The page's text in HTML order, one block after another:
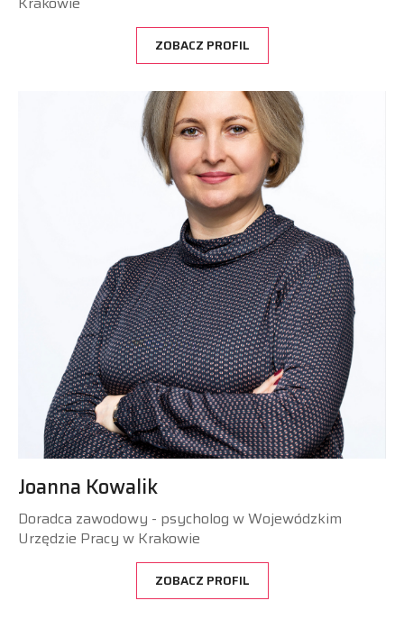
ZOBACZ PROFIL
Joanna Kowalik
Doradca zawodowy - psycholog w Wojewódzkim
Urzędzie Pracy w Krakowie
ZOBACZ PROFIL